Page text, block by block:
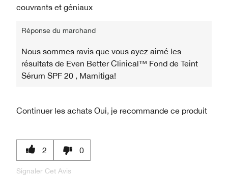
couvrants et géniaux
Réponse du marchand
Nous sommes ravis que vous ayez aimé les
résultats de Even Better Clinical™ Fond de Teint
Sérum SPF 20 , Mamitiga!
Continuer les achats Oui, je recommande ce produit
2 0
Signaler Cet Avis